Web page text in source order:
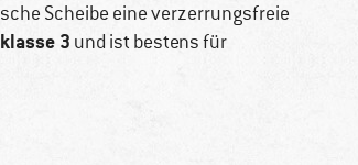
Scheibe eine verzerrungsfreie
3 und ist bestens für